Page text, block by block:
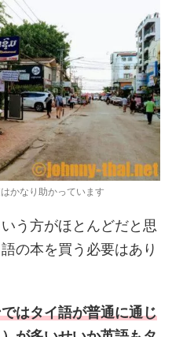
かなり助かっています
う方がほとんどだと思
の本を買う必要はあり
はタイ語が普通に通じ